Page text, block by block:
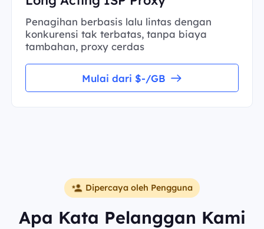
Penagihan berbasis lalu lintas dengan
konkurensi tak terbatas, tanpa biaya
tambahan, proxy cerdas
Mulai dari $-/GB
Dipercaya oleh Pengguna
Apa Kata Pelanggan Kami